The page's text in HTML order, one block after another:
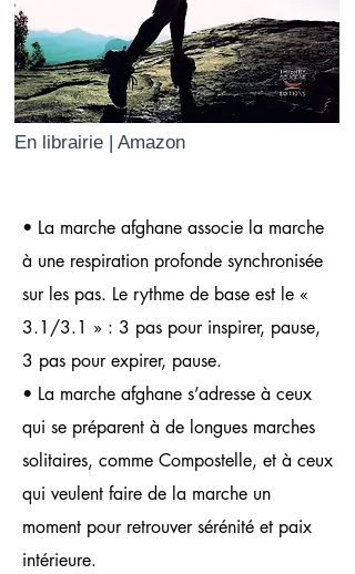
En librairie | Amazon
• La marche afghane associe la marche
à une respiration profonde synchronisée
sur les pas. Le rythme de base est le «
3.1/3.1 » : 3 pas pour inspirer, pause,
3 pas pour expirer, pause.
• La marche afghane s’adresse à ceux
qui se préparent à de longues marches
solitaires, comme Compostelle, et à ceux
qui veulent faire de la marche un
moment pour retrouver sérénité et paix
intérieure.